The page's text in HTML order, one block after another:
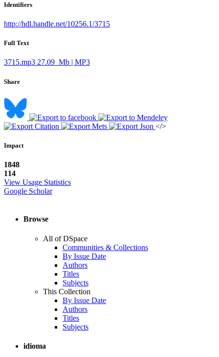
Identifiers
http://hdl.handle.net/10256.1/3715
Full Text
3715.mp3 27.09 Mb | MP3
Share
</>
Impact
1848
114
View Usage Statistics
Google Scholar
Browse
All of DSpace
Communities & Collections
By Issue Date
Authors
Titles
Subjects
This Collection
By Issue Date
Authors
Titles
Subjects
idioma